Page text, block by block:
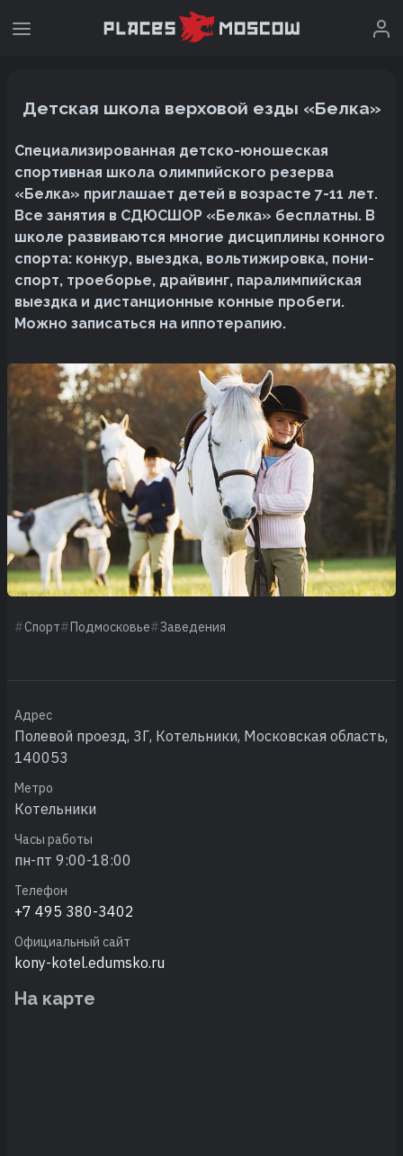
Детская школа верховой езды «Белка»
Специализированная детско-юношеская
спортивная школа олимпийского резерва
«Белка» приглашает детей в возрасте 7-11 лет.
Все занятия в СДЮСШОР «Белка» бесплатны. В
школе развиваются многие дисциплины конного
спорта: конкур, выездка, вольтижировка, пони-
спорт, троеборье, драйвинг, паралимпийская
выездка и дистанционные конные пробеги.
Можно записаться на иппотерапию.
Спорт Подмосковье Заведения
Адрес
Полевой проезд, 3Г, Котельники, Московская область,
140053
Метро
Котельники
Часы работы
пн-пт 9:00-18:00
Телефон
+7 495 380-3402
Официальный сайт
kony-kotel.edumsko.ru
На карте